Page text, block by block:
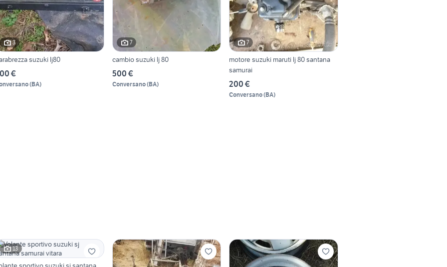
3
suzuki lj80
€
(BA)
7
cambio suzuki lj 80
500 €
Conversano(BA)
7
motore suzuki maruti lj 80 santana
samurai
200 €
Conversano(BA)
13